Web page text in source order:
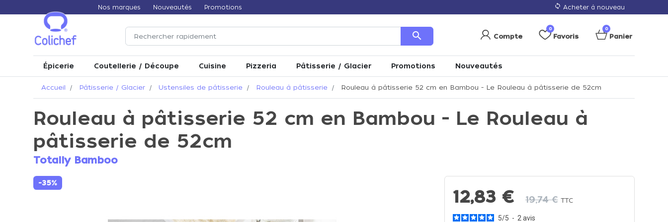
Nos marques Nouveautés Promotions loop Acheter à nouveau
search Compte
0
Favoris
0
Panier
Épicerie Coutellerie / Découpe Cuisine Pizzeria Pâtisserie / Glacier Promotions Nouveautés
Accueil Pâtisserie / Glacier Ustensiles de pâtisserie Rouleau à pâtisserie Rouleau à pâtisserie 52 cm en Bambou - Le Rouleau à pâtisserie de 52cm
Rouleau à pâtisserie 52 cm en Bambou - Le Rouleau à
pâtisserie de 52cm
Totally Bamboo
-35%
12,83 € 19,74 € TTC
5/5 - 2 avis